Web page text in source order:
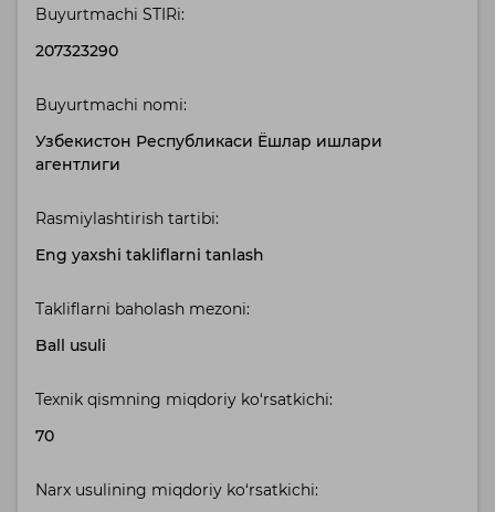
Buyurtmachi STIRi:
207323290
Buyurtmachi nomi:
Узбекистон Республикаси Ёшлар ишлари
агентлиги
Rasmiylashtirish tartibi:
Eng yaxshi takliflarni tanlash
Takliflarni baholash mezoni:
Ball usuli
Texnik qismning miqdoriy ko‘rsatkichi:
70
Narx usulining miqdoriy ko‘rsatkichi: